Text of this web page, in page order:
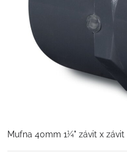
Mufna 40mm 1¼" závit x závit